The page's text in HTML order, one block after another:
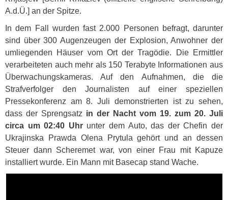
A.d.Ü.] an der Spitze.
In dem Fall wurden fast 2.000 Personen befragt, darunter
sind über 300 Augenzeugen der Explosion, Anwohner der
umliegenden Häuser vom Ort der Tragödie. Die Ermittler
verarbeiteten auch mehr als 150 Terabyte Informationen aus
Überwachungskameras. Auf den Aufnahmen, die die
Strafverfolger den Journalisten auf einer speziellen
Pressekonferenz am 8. Juli demonstrierten ist zu sehen,
dass der Sprengsatz in der Nacht vom 19. zum 20. Juli
circa um 02:40 Uhrunter dem Auto, das der Chefin der
Ukrajinska Prawda Olena Prytula gehört und an dessen
Steuer dann Scheremet war, von einer Frau mit Kapuze
installiert wurde. Ein Mann mit Basecap stand Wache.